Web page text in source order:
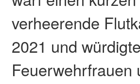
verheerende
2021 und
Feuerwehrfrauen